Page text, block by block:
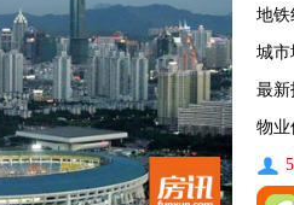
地铁
城
最新
物业